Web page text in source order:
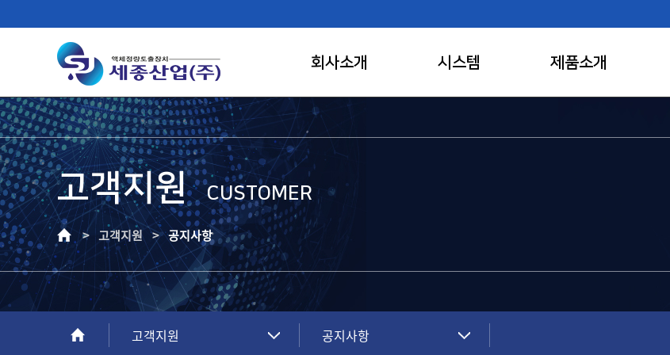
회사소개 시스템 제품소개
FIRST RANK OF LIQUID CONTROL
SAEJONG IND.
고객이 신뢰하는 기업, 고객만족의 가치를
창조하는 건실한 기업으로 성장하겠습니다.
고객지원 CUSTOMER
> 고객지원 >공지사항
고객지원 공지사항